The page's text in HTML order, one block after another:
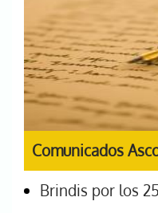
Comunicados
Brindis por los